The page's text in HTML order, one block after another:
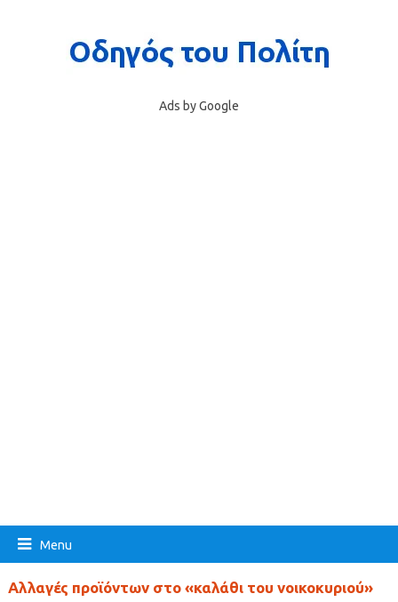
Ads by Google
Menu
Αλλαγές προϊόντων στο «καλάθι του νοικοκυριού»